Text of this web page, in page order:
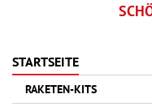
STARTSEITE
RAKETEN-KITS